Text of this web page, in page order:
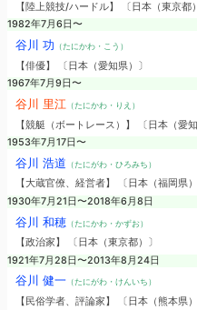
【陸上競技/ハードル】 〔日本（東京都
1982年7月6日〜
谷川 功 （たにかわ・こう）
【俳優】 〔日本（愛知県）〕
1967年7月9日〜
谷川 里江 （たにかわ・りえ）
【競艇（ボートレース）】 〔日本（愛知
1953年7月17日〜
谷川 浩道 （たにがわ・ひろみち）
【大蔵官僚、経営者】 〔日本（福岡県
1930年7月21日〜2018年6月8日
谷川 和穂 （たにかわ・かずお）
【政治家】 〔日本（東京都）〕
1921年7月28日〜2013年8月24日
谷川 健一（たにがわ・けんいち）
【民俗学者、評論家】 〔日本（熊本県）